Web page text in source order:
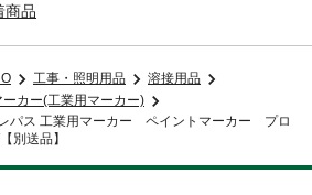
商品
工事・照明用品
溶接用品
ーカー(工業用マーカー)
レパス 工業用マーカー ペイントマーカー プロ
送品】